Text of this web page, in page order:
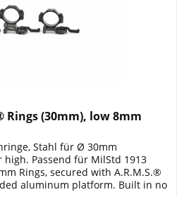
Rings (30mm), low 8mm
Stahl für Ø 30mm
Passend für MilStd 1913
Rings, secured with A.R.M.S.®
aluminum platform. Built in no